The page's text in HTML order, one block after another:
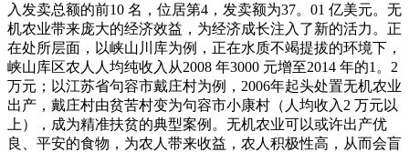
入发卖总额的前10 名，位居第4，发卖额为37。01 亿美元。无
机农业带来庞大的经济效益，为经济成长注入了新的活力。正
在处所层面，以峡山川库为例，正在水质不竭提拔的环境下，
峡山库区农人人均纯收入从2008 年3000 元增至2014 年的1。2
万元；以江苏省句容市戴庄村为例，2006年起头处置无机农业
出产，戴庄村由贫苦村变为句容市小康村（人均收入2 万元以
上），成为精准扶贫的典型案例。无机农业可以或许出产优
良、平安的食物，为农人带来收益，农人积极性高，从而会盲